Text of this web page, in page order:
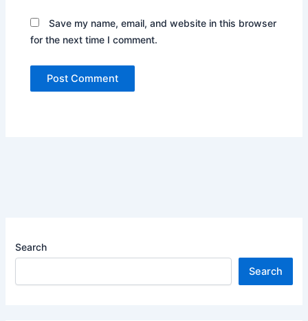
Save my name, email, and website in this browser
for the next time I comment.
Search
Search